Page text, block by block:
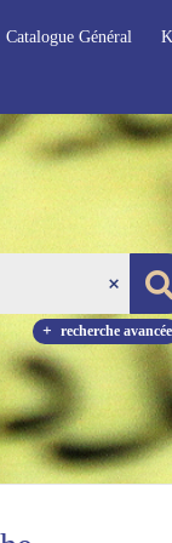
Catalogue Général
recherche avancée